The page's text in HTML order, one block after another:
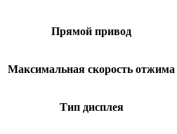
Прямой привод
Максимальная скорость отжима
Тип дисплея